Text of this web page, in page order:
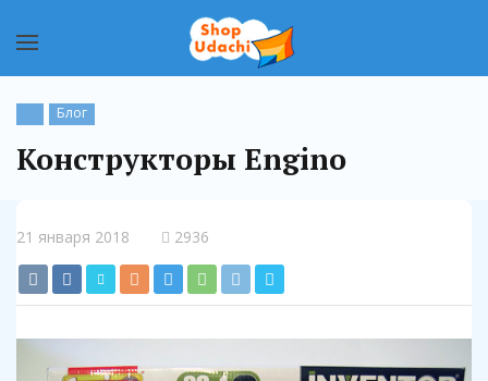
Блог
Конструкторы Engino
21 января 2018 2936